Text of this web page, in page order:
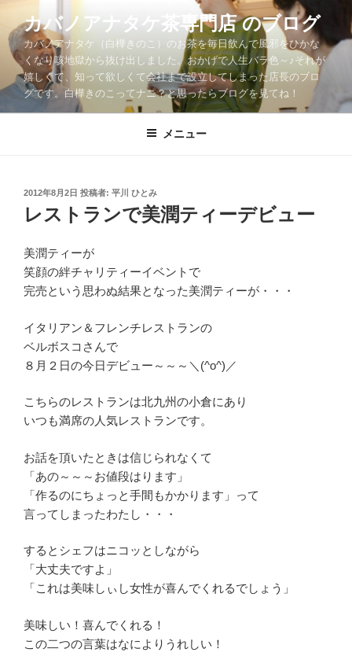
テ
ツ
カバノアナタケ茶専門店 のブログ
カバノアナタケ（白樺きのこ）のお茶を毎日飲んで風邪をひかな
くなり咳地獄から抜け出しました。おかげで人生バラ色～♪それが
嬉しくて、知って欲しくて会社まで設立してしまった店長のブロ
グです。白樺きのこってナニ？と思ったらブログを見てね！
メニュー
投
稿
日:
2012年8月2日 投稿者: 平川 ひとみ
レストランで美潤ティーデビュー
美潤ティーが
笑顔の絆チャリティーイベントで
完売という思わぬ結果となった美潤ティーが・・・
イタリアン＆フレンチレストランの
ベルボスコさんで
８月２日の今日デビュー～～～＼(^o^)／
こちらのレストランは北九州の小倉にあり
いつも満席の人気レストランです。
お話を頂いたときは信じられなくて
「あの～～～お値段はります」
「作るのにちょっと手間もかかります」って
言ってしまったわたし・・・
するとシェフはニコッとしながら
「大丈夫ですよ」
「これは美味しぃし女性が喜んでくれるでしょう」
美味しい！喜んでくれる！
この二つの言葉はなによりうれしい！